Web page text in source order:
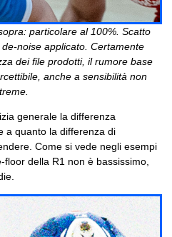
particolare al 100%. Scatto
noise applicato. Certamente
dei file prodotti, il rumore base
anche a sensibilità non
generale la differenza
a quanto la differenza di
Come si vede negli esempi
della R1 non è bassissimo,